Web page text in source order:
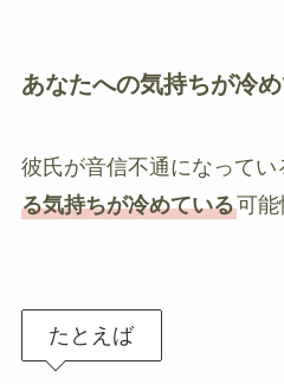
あなたへの気持ちが冷
彼氏が音信不通になってい
る気持ちが冷めている可能
たとえば